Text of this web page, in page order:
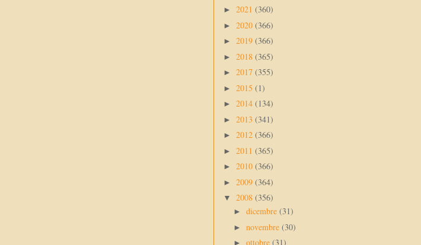
► 2021 (360)
► 2020 (366)
► 2019 (366)
► 2018 (365)
► 2017 (355)
► 2015 (1)
► 2014 (134)
► 2013 (341)
► 2012 (366)
► 2011 (365)
► 2010 (366)
► 2009 (364)
▼ 2008 (356)
► dicembre (31)
► novembre (30)
► ottobre (31)